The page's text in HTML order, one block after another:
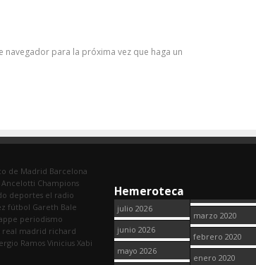
para la próxima vez que haga un
de Madrid Barcelona
Ancelotti Champions
deportes el radio
fútbol Gareth Bale
periodismo
real madrid richard
RamosVinicius Xabi
Hemeroteca
julio 2026
junio 2026
mayo 2026
marzo 2020
febrero 2020
enero 2020